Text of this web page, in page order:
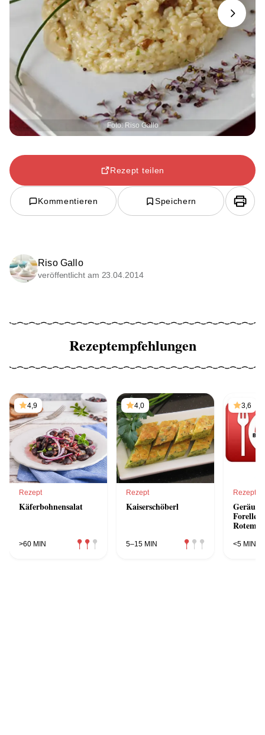
Foto: Riso Gallo
Next
Rezept teilen
Kommentieren Speichern
Riso Gallo
veröffentlicht am 23.04.2014
Rezeptempfehlungen
4,9
Rezept
Käferbohnensalat
>60 MIN
4,0
Rezept
Kaiserschöberl
5–15 MIN
3,6
Rezept
Rotem
<5 MIN